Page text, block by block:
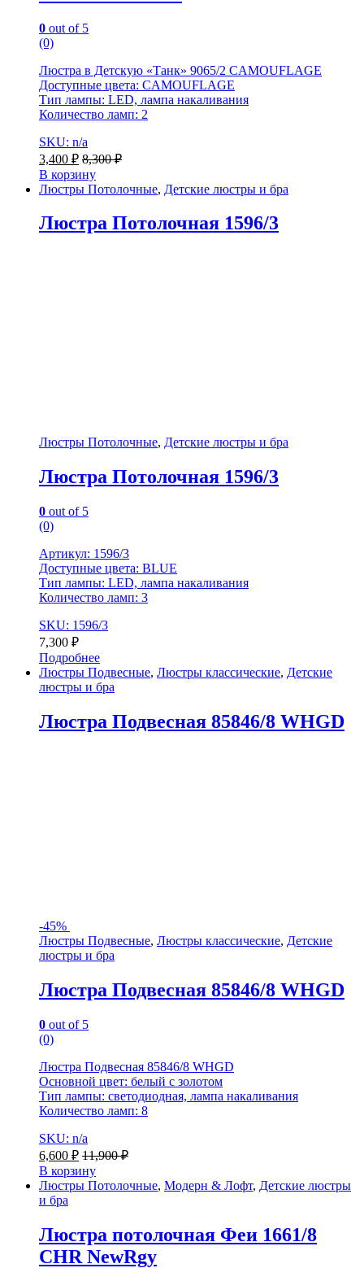
0 out of 5
(0)
Люстра в Детскую «Танк» 9065/2 CAMOUFLAGE
Доступные цвета: CAMOUFLAGE
Тип лампы: LED, лампа накаливания
Количество ламп: 2
SKU: n/a
3,400 ₽ 8,300₽
В корзину
Люстры Потолочные, Детские люстры и бра
Люстра Потолочная 1596/3
Люстры Потолочные, Детские люстры и бра
Люстра Потолочная 1596/3
0 out of 5
(0)
Артикул: 1596/3
Доступные цвета: BLUE
Тип лампы: LED, лампа накаливания
Количество ламп: 3
SKU: 1596/3
7,300 ₽
Подробнее
Люстры Подвесные, Люстры классические, Детские
люстры и бра
Люстра Подвесная 85846/8 WHGD
-45%
Люстры Подвесные, Люстры классические, Детские
люстры и бра
Люстра Подвесная 85846/8 WHGD
0 out of 5
(0)
Люстра Подвесная 85846/8 WHGD
Основной цвет: белый с золотом
Тип лампы: светодиодная, лампа накаливания
Количество ламп: 8
SKU: n/a
6,600 ₽ 11,900₽
В корзину
Люстры Потолочные, Модерн & Лофт, Детские люстры
и бра
Люстра потолочная Феи 1661/8
CHR NewRgy